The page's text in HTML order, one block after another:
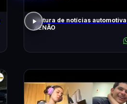
Leitura de notícias
XENÃO